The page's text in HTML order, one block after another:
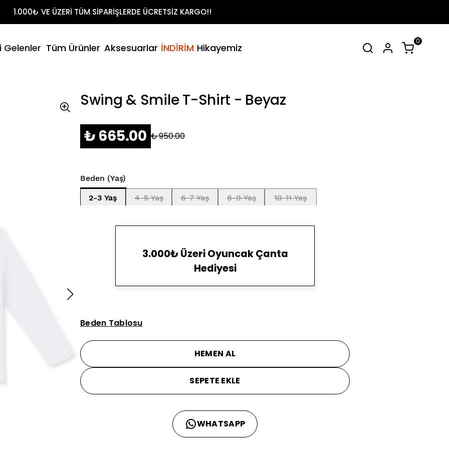
1.000₺ VE ÜZERİ TÜM SİPARİŞLERDE ÜCRETSİZ KARGO!!
Gelenler
Şort & T-Shirt Takımlar Tüm Yaz Koleksiyonu
Tüm Ürünler
Takımları
Aksesuarlar İNDİRİM Hikayemiz
Yaz
0
Swing & Smile T-Shirt - Beyaz
₺ 665.00 ₺ 950.00
Beden (Yaş)
2-3 Yaş 4-5 Yaş 6-7 Yaş 8-9 Yaş 10-11 Yaş
3.000₺ Üzeri Oyuncak Çanta
Hediyesi
Beden Tablosu
HEMEN AL
SEPETE EKLE
WHATSAPP